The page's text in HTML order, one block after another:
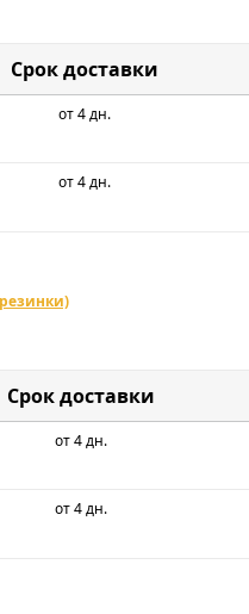
Срок доставки
от 4 дн.
от 4 дн.
Срок доставки
от 4 дн.
от 4 дн.